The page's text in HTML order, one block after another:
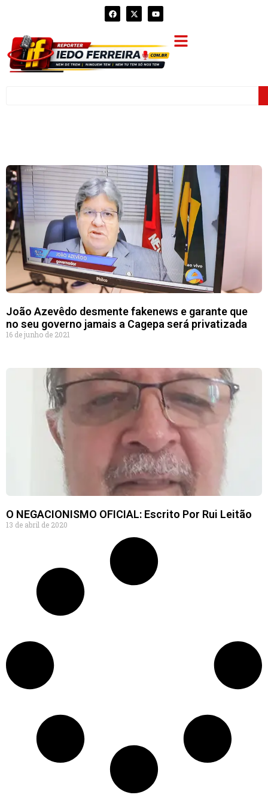
João Azevêdo desmente fakenews e garante que
no seu governo jamais a Cagepa será privatizada
16 de junho de 2021
O NEGACIONISMO OFICIAL: Escrito Por Rui Leitão
13 de abril de 2020